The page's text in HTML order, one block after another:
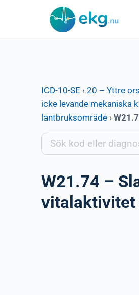
ICD-10-SE › 20 – Yttre
icke levande mekaniska
lantbruksområde ›
W21.74 –
vitalaktivitet